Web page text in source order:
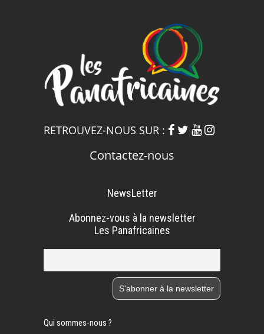
RETROUVEZ-NOUS SUR :
Contactez-nous
NewsLetter
Abonnez-vous à la newsletter
Les Panafricaines
Qui sommes-nous ?